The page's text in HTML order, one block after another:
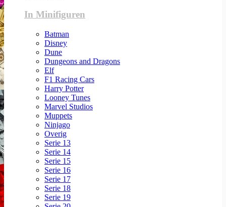
In Minifiguren
Batman
Disney
Dune
Dungeons and Dragons
Elf
F1 Racing Cars
Harry Potter
Looney Tunes
Marvel Studios
Muppets
Ninjago
Overig
Serie 13
Serie 14
Serie 15
Serie 16
Serie 17
Serie 18
Serie 19